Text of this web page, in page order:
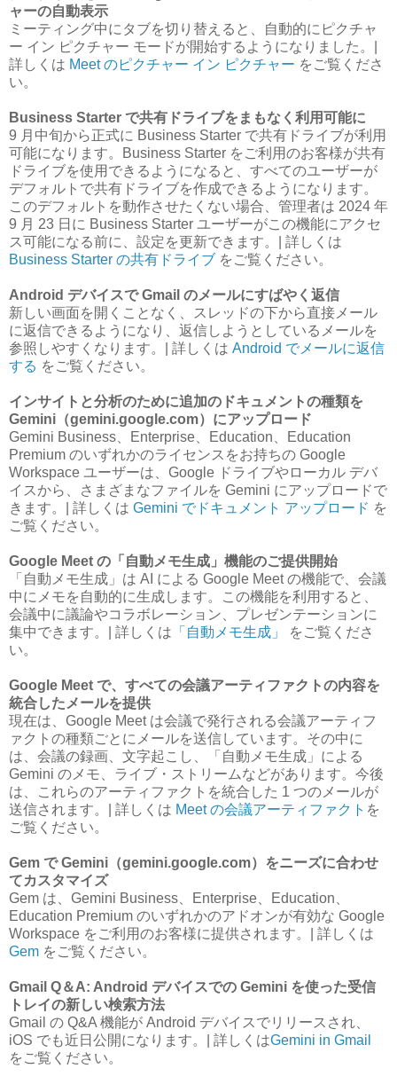
ャーの自動表示
ミーティング中にタブを切り替えると、自動的にピクチャ
ー イン ピクチャー モードが開始するようになりました。|
詳しくは Meet のピクチャー イン ピクチャー をご覧くださ
い。
Business Starter で共有ドライブをまもなく利用可能に
9 月中旬から正式に Business Starter で共有ドライブが利用
可能になります。Business Starter をご利用のお客様が共有
ドライブを使用できるようになると、すべてのユーザーが
デフォルトで共有ドライブを作成できるようになります。
このデフォルトを動作させたくない場合、管理者は 2024 年
9 月 23 日に Business Starter ユーザーがこの機能にアクセ
ス可能になる前に、設定を更新できます。| 詳しくは
Business Starter の共有ドライブ をご覧ください。
Android デバイスで Gmail のメールにすばやく返信
新しい画面を開くことなく、スレッドの下から直接メール
に返信できるようになり、返信しようとしているメールを
参照しやすくなります。| 詳しくは Android でメールに返信
する をご覧ください。
インサイトと分析のために追加のドキュメントの種類を
Gemini（gemini.google.com）にアップロード
Gemini Business、Enterprise、Education、Education
Premium のいずれかのライセンスをお持ちの Google
Workspace ユーザーは、Google ドライブやローカル デバ
イスから、さまざまなファイルを Gemini にアップロードで
きます。| 詳しくは Gemini でドキュメント アップロード を
ご覧ください。
Google Meet の「自動メモ生成」機能のご提供開始
「自動メモ生成」は AI による Google Meet の機能で、会議
中にメモを自動的に生成します。この機能を利用すると、
会議中に議論やコラボレーション、プレゼンテーションに
集中できます。| 詳しくは 「自動メモ生成」
をご覧くださ
い。
Google Meet で、すべての会議アーティファクトの内容を
統合したメールを提供
現在は、Google Meet は会議で発行される会議アーティフ
ァクトの種類ごとにメールを送信しています。その中に
は、会議の録画、文字起こし、「自動メモ生成」による
Gemini のメモ、ライブ・ストリームなどがあります。今後
は、これらのアーティファクトを統合した 1 つのメールが
送信されます。| 詳しくは Meet の会議アーティファクト を
ご覧ください。
Gem で Gemini（gemini.google.com）をニーズに合わせ
てカスタマイズ
Gem は、Gemini Business、Enterprise、Education、
Education Premium のいずれかのアドオンが有効な Google
Workspace をご利用のお客様に提供されます。| 詳しくは
Gem をご覧ください。
Gmail Q＆A: Android デバイスでの Gemini を使った受信
トレイの新しい検索方法
Gmail の Q&A 機能が Android デバイスでリリースされ、
iOS でも近日公開になります。| 詳しくはGemini in Gmail
をご覧ください。